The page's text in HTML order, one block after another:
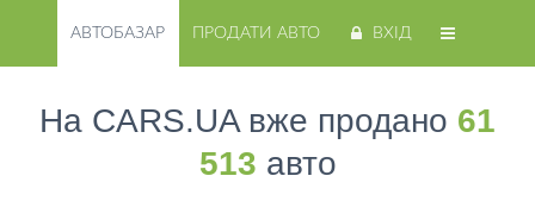
АВТОБАЗАР ПРОДАТИ АВТО ВХІД
На CARS.UA вже продано 61
513 авто